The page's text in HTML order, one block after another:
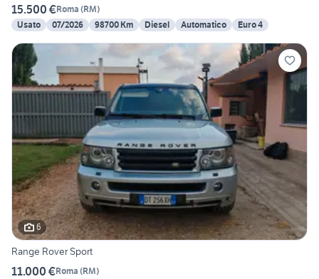
15.500 €Roma (RM)
Usato
07/2026 98700 Km Diesel Automatico Euro 4
6
Range Rover Sport
11.000 €Roma (RM)